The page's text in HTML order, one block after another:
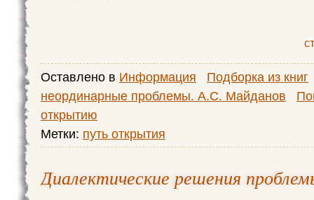
Оставлено в Информация
Подборка из книг
неординарные проблемы. А.С. Майданов
открытию
Метки: путь открытия
Диалектические решения